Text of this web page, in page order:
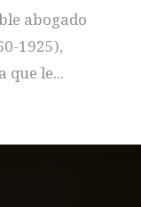
abogado
1925),
que le...